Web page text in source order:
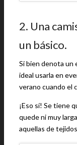
2. Una
un básico.
Si bien denota un
ideal usarla en
verano cuando el
¡Eso sí! Se tiene
quede ni muy
aquellas de